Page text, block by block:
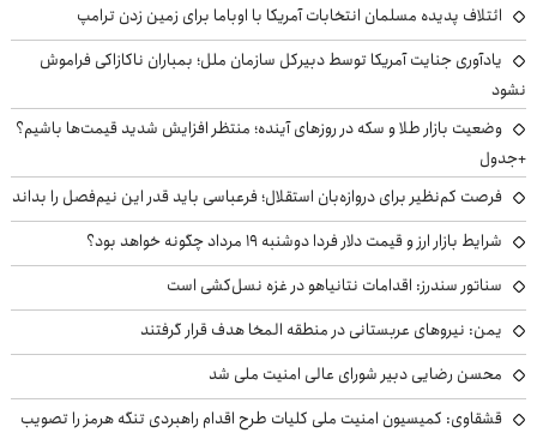
ائتلاف پدیده مسلمان انتخابات آمریکا با اوباما برای زمین زدن ترامپ
یادآوری جنایت آمریکا توسط دبیرکل سازمان ملل؛ بمباران ناکازاکی فراموش
نشود
وضعیت بازار طلا و سکه در روزهای آینده؛ منتظر افزایش شدید قیمت‌ها باشیم؟
+جدول
فرصت کم‌نظیر برای دروازه‌بان استقلال؛ فرعباسی باید قدر این نیم‌فصل را بداند
شرایط بازار ارز و قیمت دلار فردا دوشنبه ۱۹ مرداد چگونه خواهد بود؟
سناتور سندرز: اقدامات نتانیاهو در غزه نسل‌کشی است
یمن: نیروهای عربستانی در منطقه المخا هدف قرار گرفتند
محسن رضایی دبیر شورای عالی امنیت ملی شد
قشقاوی: کمیسیون امنیت ملی کلیات طرح اقدام راهبردی تنگه هرمز را تصویب